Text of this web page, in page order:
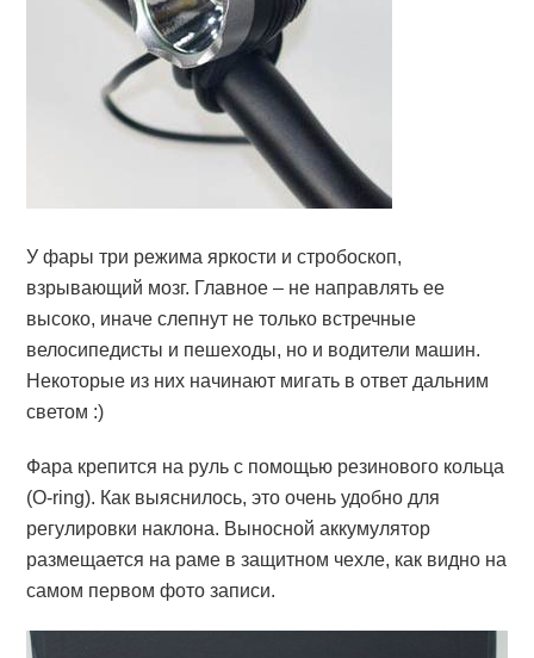
У фары три режима яркости и стробоскоп,
взрывающий мозг. Главное – не направлять ее
высоко, иначе слепнут не только встречные
велосипедисты и пешеходы, но и водители машин.
Некоторые из них начинают мигать в ответ дальним
светом :)
Фара крепится на руль с помощью резинового кольца
(O-ring). Как выяснилось, это очень удобно для
регулировки наклона. Выносной аккумулятор
размещается на раме в защитном чехле, как видно на
самом первом фото записи.